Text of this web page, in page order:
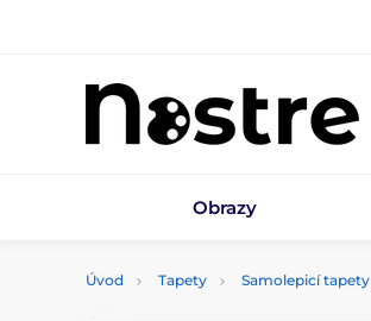
Obrazy
Úvod Tapety Samolepicí tapety